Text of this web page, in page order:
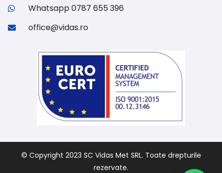
Whatsapp 0787 655 396
office@vidas.ro
© Copyright 2023 SC Vidas Met SRL. Toate drepturile
rezervate.